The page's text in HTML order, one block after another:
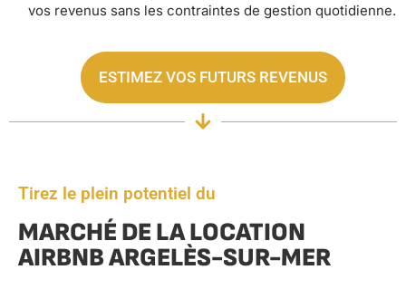
vos revenus sans les contraintes de gestion quotidienne.
ESTIMEZ VOS FUTURS REVENUS
Tirez le plein potentiel du
MARCHÉ DE LA LOCATION
AIRBNB ARGELÈS-SUR-MER